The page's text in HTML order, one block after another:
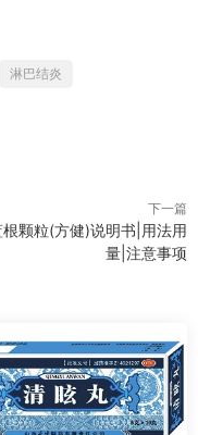
淋巴结炎
下一篇
根颗粒(方健)说明书|用法用
量|注意事项